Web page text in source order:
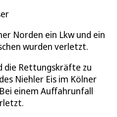
Norden ein Lkw und ein
wurden verletzt.
die Rettungskräfte zu
Niehler Eis im Kölner
einem Auffahrunfall